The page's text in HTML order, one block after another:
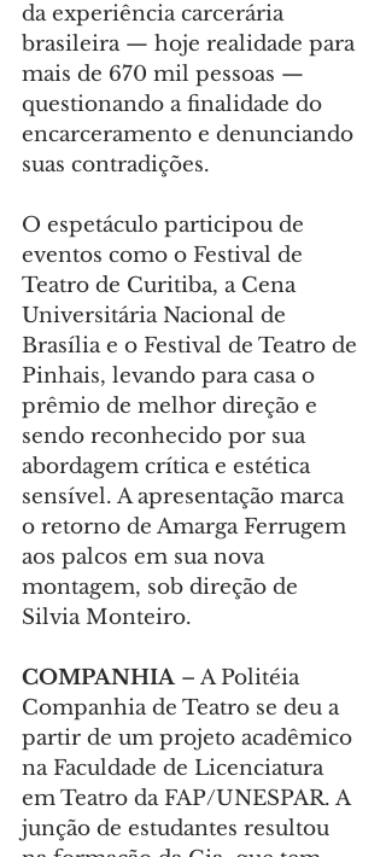
da experiência carcerária
brasileira — hoje realidade para
mais de 670 mil pessoas —
questionando a finalidade do
encarceramento e denunciando
suas contradições.
O espetáculo participou de
eventos como o Festival de
Teatro de Curitiba, a Cena
Universitária Nacional de
Brasília e o Festival de Teatro de
Pinhais, levando para casa o
prêmio de melhor direção e
sendo reconhecido por sua
abordagem crítica e estética
sensível. A apresentação marca
o retorno de Amarga Ferrugem
aos palcos em sua nova
montagem, sob direção de
Silvia Monteiro.
COMPANHIA – A Politéia
Companhia de Teatro se deu a
partir de um projeto acadêmico
na Faculdade de Licenciatura
em Teatro da FAP/UNESPAR. A
junção de estudantes resultou